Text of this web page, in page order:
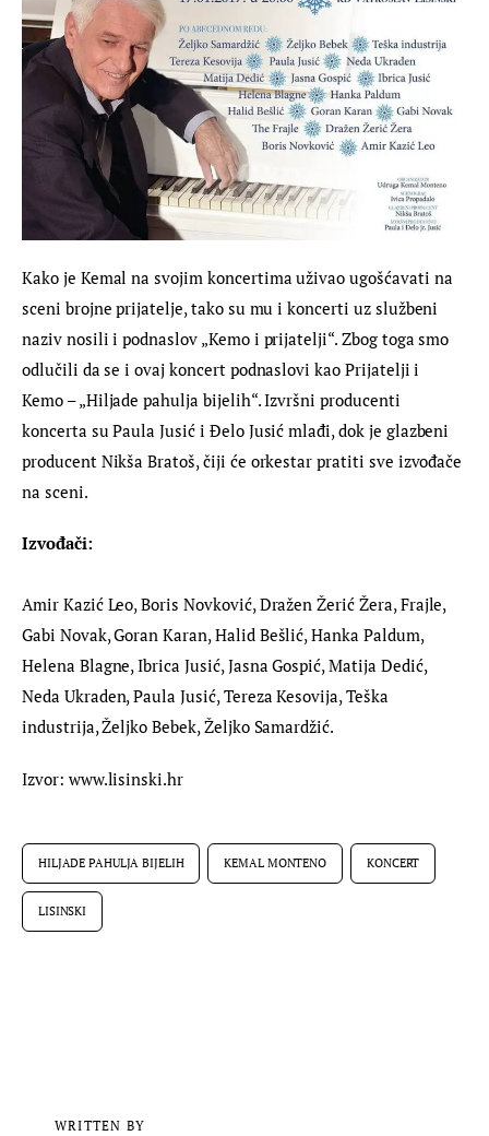
Kako je Kemal na svojim koncertima uživao ugošćavati na
sceni brojne prijatelje, tako su mu i koncerti uz službeni
naziv nosili i podnaslov „Kemo i prijatelji“. Zbog toga smo
odlučili da se i ovaj koncert podnaslovi kao Prijatelji i
Kemo – „Hiljade pahulja bijelih“. Izvršni producenti
koncerta su Paula Jusić i Đelo Jusić mlađi, dok je glazbeni
producent Nikša Bratoš, čiji će orkestar pratiti sve izvođače
na sceni.
Izvođači:
Amir Kazić Leo, Boris Novković, Dražen Žerić Žera, Frajle,
Gabi Novak, Goran Karan, Halid Bešlić, Hanka Paldum,
Helena Blagne, Ibrica Jusić, Jasna Gospić, Matija Dedić,
Neda Ukraden, Paula Jusić, Tereza Kesovija, Teška
industrija, Željko Bebek, Željko Samardžić.
Izvor: www.lisinski.hr
HILJADE PAHULJA BIJELIH KEMAL MONTENO KONCERT
LISINSKI
WRITTEN BY